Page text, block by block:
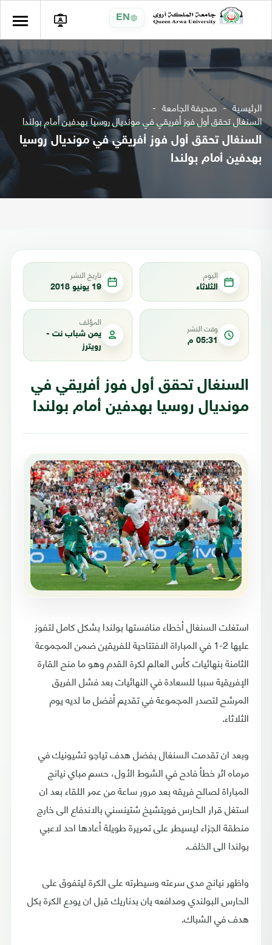
EN
الرئيسية صحيفة الجامعة
السنغال تحقق أول فوز أفريقي في مونديال روسيا بهدفين أمام بولندا
السنغال تحقق أول فوز أفريقي في مونديال روسيا
بهدفين أمام بولندا
اليوم
الثلاثاء
تاريخ النشر
19 يونيو 2018
وقت النشر
05:31 م
المؤلف
يمن شباب نت -
رويترز
السنغال تحقق أول فوز أفريقي في
مونديال روسيا بهدفين أمام بولندا
استغلت السنغال أخطاء منافستها بولندا بشكل كامل لتفوز
عليها 2-1 في المباراة الافتتاحية للفريقين ضمن المجموعة
الثامنة بنهائيات كأس العالم لكرة القدم وهو ما منح القارة
الإفريقية سببا للسعادة في النهائيات بعد فشل الفريق
المرشح لتصدر المجموعة في تقديم أفضل ما لديه يوم
الثلاثاء.
وبعد ان تقدمت السنغال بفضل هدف تياجو تشيونيك في
مرماه اثر خطأ فادح في الشوط الأول، حسم مباي نيانج
المباراة لصالح فريقه بعد مرور ساعة من عمر اللقاء بعد ان
استغل قرار الحارس فويتشيخ شتينسني بالاندفاع الى خارج
منطقة الجزاء ليسيطر على تمريرة طويلة أعادها احد لاعبي
بولندا الى الخلف.
واظهر نيانج مدى سرعته وسيطرته على الكرة ليتفوق على
الحارس البولندي ومدافعه يان بدناريك قبل ان يودع الكرة بكل
هدف في الشباك.